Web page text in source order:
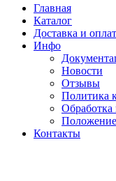
Главная
Каталог
Доставка и
Инфо
Новости
Отзывы
Политика
Контакты